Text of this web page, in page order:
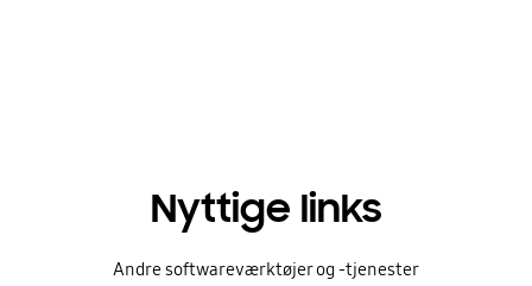
Nyttige links
Andre softwareværktøjer og -tjenester